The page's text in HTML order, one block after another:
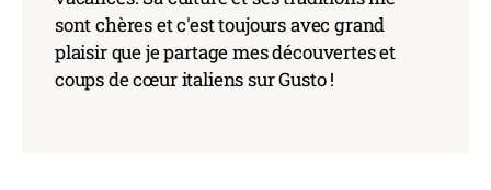
sont chères et c'est toujours avec grand
plaisir que je partage mes découvertes et
coups de cœur italiens sur Gusto !